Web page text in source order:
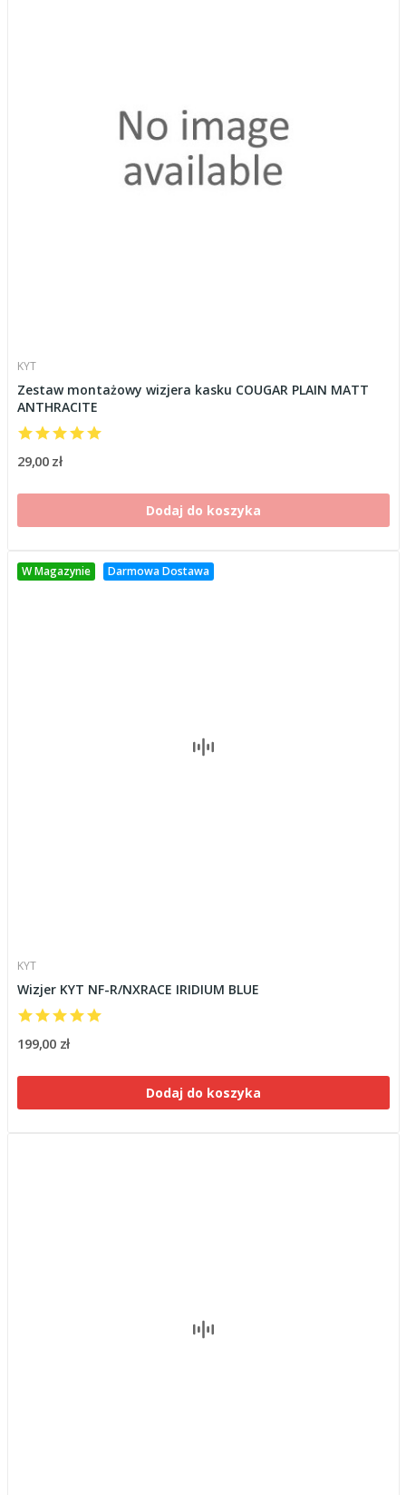
KYT
Zestaw montażowy wizjera kasku COUGAR PLAIN MATT
ANTHRACITE
29,00 zł
Dodaj do koszyka
W Magazynie Darmowa Dostawa
KYT
Wizjer KYT NF-R/NXRACE IRIDIUM BLUE
199,00 zł
Dodaj do koszyka